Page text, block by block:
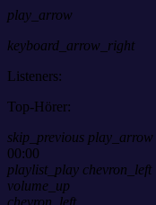
play_arrow
keyboard_arrow_right
Listeners:
Top-Hörer:
skip_previous play_arrow
00:00
playlist_play chevron_left
volume_up
chevron_left